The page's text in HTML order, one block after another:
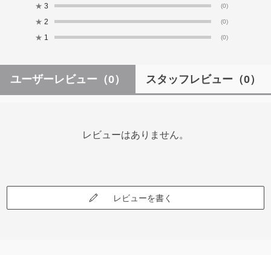
★ 3 (0)
★ 2 (0)
★ 1 (0)
ユーザーレビュー （0） スタッフレビュー （0）
レビューはありません。
レビューを書く